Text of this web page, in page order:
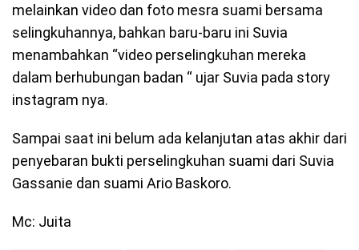
melainkan video dan foto mesra suami bersama
selingkuhannya, bahkan baru-baru ini Suvia
menambahkan “video perselingkuhan mereka
dalam berhubungan badan “ ujar Suvia pada story
instagram nya.
Sampai saat ini belum ada kelanjutan atas akhir dari
penyebaran bukti perselingkuhan suami dari Suvia
Gassanie dan suami Ario Baskoro.
Mc: Juita